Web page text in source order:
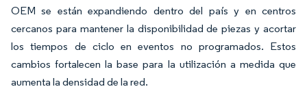
OEM se están expandiendo dentro del país y en centros
cercanos para mantener la disponibilidad de piezas y acortar
los tiempos de ciclo en eventos no programados. Estos
cambios fortalecen la base para la utilización a medida que
aumenta la densidad de la red.